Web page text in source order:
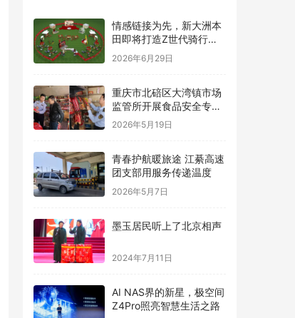
情感链接为先，新大洲本
田即将打造Z世代骑行内
容新标杆
2026年6月29日
重庆市北碚区大湾镇市场
监管所开展食品安全专项
检查
2026年5月19日
青春护航暖旅途 江綦高速
团支部用服务传递温度
2026年5月7日
墨玉居民听上了北京相声
2024年7月11日
AI NAS界的新星，极空间
Z4Pro照亮智慧生活之路